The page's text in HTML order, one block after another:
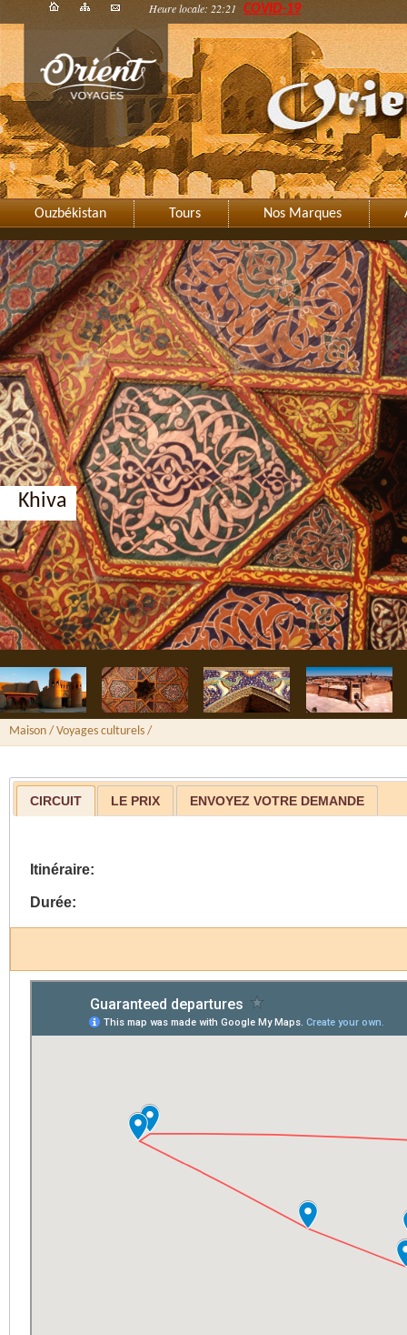
Heure locale: 22:21 COVID-19
Ouzbékistan Tours Nos Marques
Boukhara, médersa Nadir Divan-
Maison / Voyages culturels /
CIRCUIT LE PRIX ENVOYEZ VOTRE DEMANDE
Itinéraire:
Durée: